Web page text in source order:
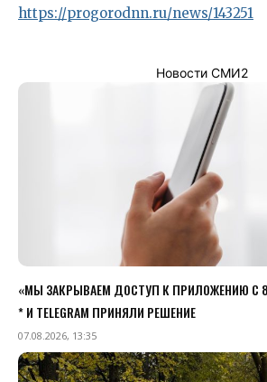
https://progorodnn.ru/news/143251
Новости СМИ2
«МЫ ЗАКРЫВАЕМ ДОСТУП К ПРИЛОЖЕНИЮ C 8
* И TELEGRAM ПРИНЯЛИ РЕШЕНИЕ
07.08.2026, 13:35